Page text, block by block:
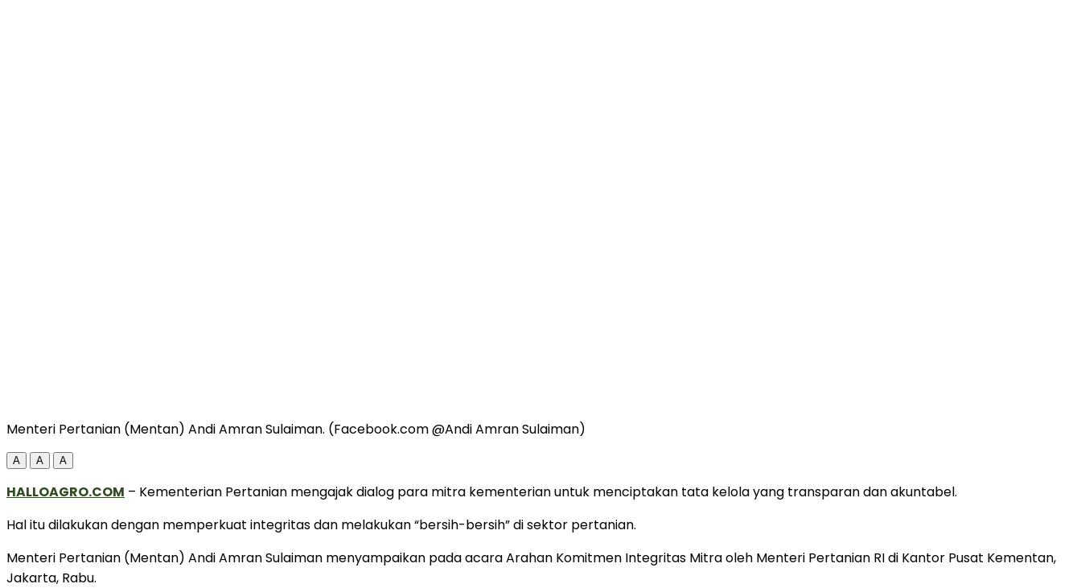
Menteri Pertanian (Mentan) Andi Amran Sulaiman. (Facebook.com @Andi Amran Sulaiman)
A A A
HALLOAGRO.COM – Kementerian Pertanian mengajak dialog para mitra kementerian untuk menciptakan tata kelola yang transparan dan akuntabel.
Hal itu dilakukan dengan memperkuat integritas dan melakukan “bersih-bersih” di sektor pertanian.
Menteri Pertanian (Mentan) Andi Amran Sulaiman menyampaikan pada acara Arahan Komitmen Integritas Mitra oleh Menteri Pertanian RI di Kantor Pusat Kementan,
Jakarta, Rabu.